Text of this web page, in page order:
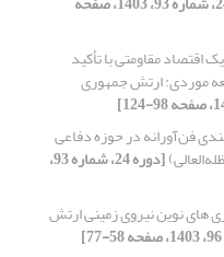
اقتصاد مقاومتی با تأکید
موردی: ارتش جمهوری
فن‌آورانه در حوزه دفاعی
[دوره 24، شماره 93،
های نوین نیروی زمینی ارتش